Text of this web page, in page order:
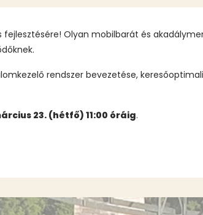
Olyan mobilbarát és
rendszer bevezetése,
23. (hétfő) 11:00 óráig.